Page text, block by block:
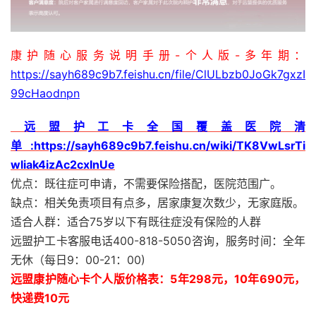
康护随心服务说明手册-个人版-多年期：
https://sayh689c9b7.feishu.cn/file/ClULbzb0JoGk7gxzI
99cHaodnpn
‌⁢‍‬⁡⁢⁤‍⁢⁤​‬‌​​⁤​⁡‌​⁢​⁢​⁤‌‌​​⁣‬‬​‬‬⁣‬⁣⁣⁡⁤‬⁤⁢⁤​‬远盟护工卡全国覆盖医院清
单:https://sayh689c9b7.feishu.cn/wiki/TK8VwLsrTi
wliak4izAc2cxInUe
优点：既往症可申请，不需要保险搭配，医院范围广。
缺点：相关免责项目有点多，居家康复次数少，无家庭版。
适合人群：适合75岁以下有既往症没有保险的人群
远盟护工卡客服电话400-818-5050咨询，服务时间：全年
无休（每日9：00-21：00)
远盟康护随心卡个人版价格表：5年298元，10年690元，
快递费10元